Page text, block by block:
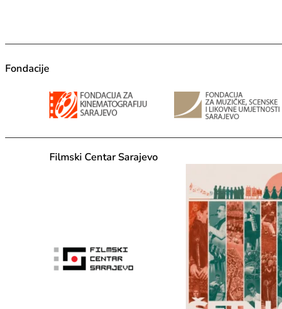
Fondacije
Filmski Centar Sarajevo